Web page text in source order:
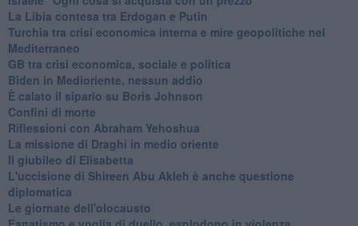
La Libia contesa tra Erdogan e Putin
Turchia tra crisi economica interna e mire geopolitiche nel
Mediterraneo
GB tra crisi economica, sociale e politica
Biden in Medioriente, nessun addio
È calato il sipario su Boris Johnson
Confini di morte
Riflessioni con Abraham Yehoshua
La missione di Draghi in medio oriente
Il giubileo di Elisabetta
L'uccisione di Shireen Abu Akleh è anche questione
diplomatica
Le giornate dell'olocausto